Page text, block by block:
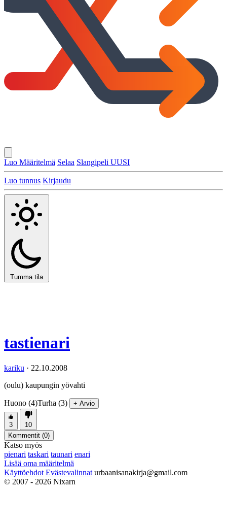
Luo Määritelmä Selaa Slangipeli UUSI
Luo tunnus Kirjaudu
Tumma tila
tastienari
kariku · 22.10.2008
(oulu) kaupungin yövahti
Huono (4)Turha (3) + Arvio
3
10
Kommentit (0)
Katso myös
pienari taskari taunari enari
Lisää oma määritelmä
Käyttöehdot Evästevalinnat urbaanisanakirja@gmail.com
© 2007 - 2026 Nixarn